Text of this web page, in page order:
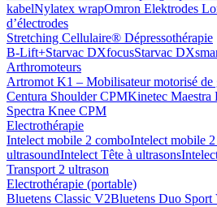
kabelNylatex wrapOmron Elektrodes
d’électrodes
Stretching Cellulaire® Dépressothérapie
B-Lift+Starvac DXfocusStarvac
Arthromoteurs
Artromot K1 – Mobilisateur motorisé de
Centura Shoulder CPMKinetec
Spectra Knee CPM
Electrothérapie
Intelect mobile 2 comboIntelect mobile
ultrasoundIntelect Tête à ultrasons
Transport 2 ultrason
Electrothérapie (portable)
Bluetens Classic V2Bluetens Duo Sport